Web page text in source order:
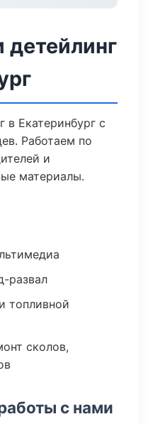
в Екатеринбург с
Работаем по
и
материалы.
развал
топливной
сколов,
с нами